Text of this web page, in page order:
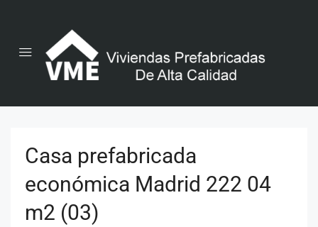
Casa prefabricada
económica Madrid 222 04
m2 (03)